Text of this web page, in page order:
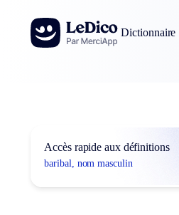
Aller au contenu
Dictionnaire
Accès rapide aux définitions
baribal, nom masculin